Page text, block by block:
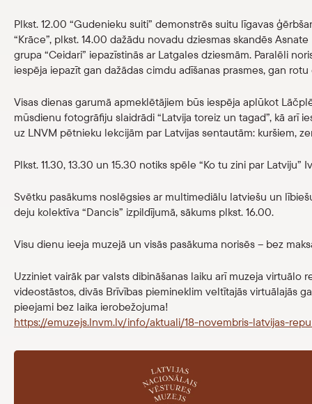
Plkst. 12.00 “Gudenieku suiti” demonstrēs suitu līgavas
“Krāce”, plkst. 14.00 dažādu novadu dziesmas skandēs
grupa “Ceidari” iepazīstinās ar Latgales dziesmām. Paralēli
iespēja iepazīt gan dažādas cimdu adīšanas prasmes, gan
Visas dienas garumā apmeklētājiem būs iespēja aplūkot
mūsdienu fotogrāfiju slaidrādi “Latvija toreiz un tagad”, kā arī
uz LNVM pētnieku lekcijām par Latvijas sentautām: kuršiem,
Plkst. 11.30, 13.30 un 15.30 notiks spēle “Ko tu zini par
Svētku pasākums noslēgsies ar multimediālu latviešu un
deju kolektīva “Dancis” izpildījumā, sākums plkst. 16.00.
Visu dienu ieeja muzejā un visās pasākuma norisēs – bez
Uzziniet vairāk par valsts dibināšanas laiku arī muzeja virtuālo
videostāstos, divās Brīvības piemineklim veltītajās virtuālajās
pieejami bez laika ierobežojuma!
https://emuzejs.lnvm.lv/info/aktuali/18-novembris-latvijas-